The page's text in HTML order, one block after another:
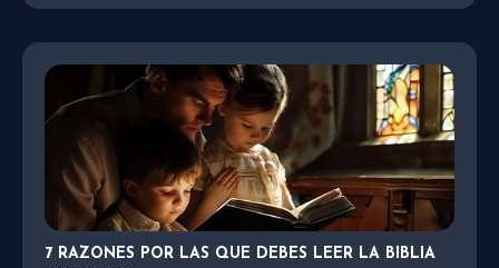
7 RAZONES POR LAS QUE DEBES LEER LA BIBLIA